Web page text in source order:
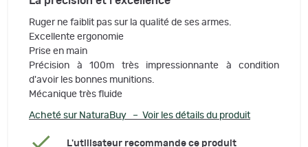
Ruger ne faiblit pas sur la qualité de ses armes.
Excellente ergonomie
Prise en main
Précision à 100m très impressionnante à condition
d'avoir les bonnes munitions.
Mécanique très fluide
Acheté sur NaturaBuy – Voir les détails du produit
L'utilisateur recommande ce produit